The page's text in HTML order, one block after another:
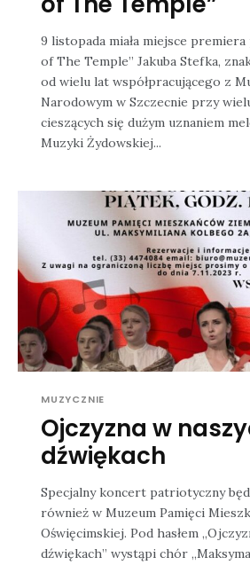
9 listopada miała miejsce premiera
of The Temple” Jakuba Stefka,
od wielu lat współpracującego z
Narodowym w Szczecnie przy
cieszących się dużym uznaniem
Muzyki Żydowskiej...
MUZYCZNIE
Ojczyzna w
dźwiękach
Specjalny koncert patriotyczny
również w Muzeum Pamięci
Oświęcimskiej. Pod hasłem
dźwiękach” wystąpi chór